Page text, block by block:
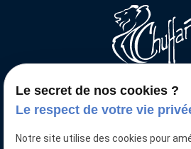
Le secret de nos cookies ?
Le respect de votre vie
Notre site utilise des cookies pour